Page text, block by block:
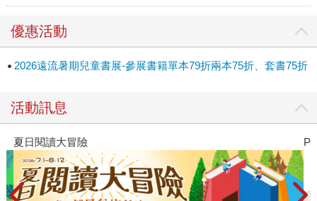
優惠活動
2026遠流暑期兒童書展-參展書籍單本79折兩本75折、套書75折
活動訊息
夏日閱讀大冒險